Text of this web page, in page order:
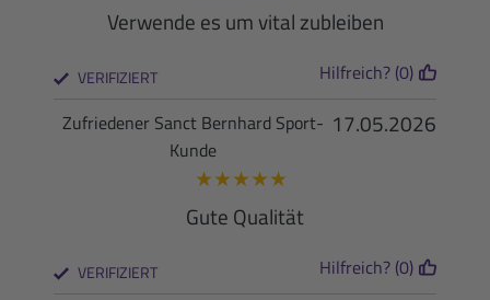
Verwende es um vital zubleiben
VERIFIZIERT Hilfreich? (0)
17.05.2026
Zufriedener Sanct Bernhard Sport-
Kunde
★★★★★
Gute Qualität
VERIFIZIERT Hilfreich? (0)